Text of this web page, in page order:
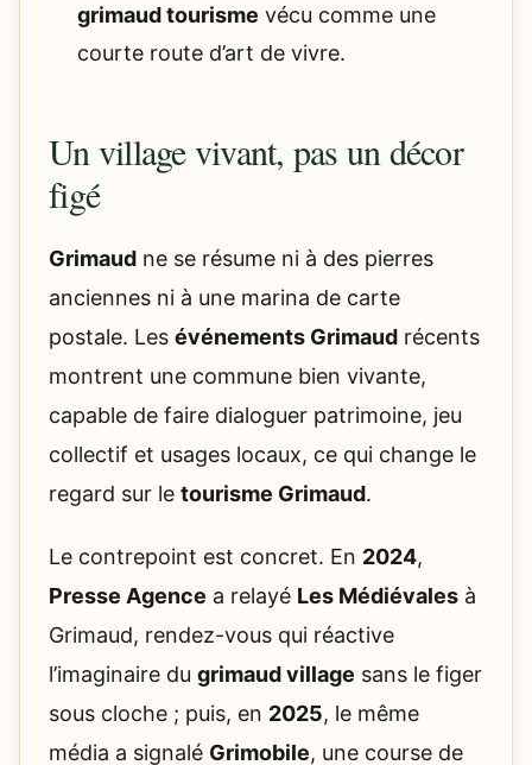
grimaud tourisme vécu comme une
courte route d’art de vivre.
Un village vivant, pas un décor
figé
Grimaud ne se résume ni à des pierres
anciennes ni à une marina de carte
postale. Les événements Grimaud récents
montrent une commune bien vivante,
capable de faire dialoguer patrimoine, jeu
collectif et usages locaux, ce qui change le
regard sur le tourisme Grimaud.
Le contrepoint est concret. En 2024,
Presse Agence a relayé Les Médiévales à
Grimaud, rendez-vous qui réactive
l’imaginaire du grimaud village sans le figer
sous cloche ; puis, en 2025, le même
média a signalé Grimobile, une course de